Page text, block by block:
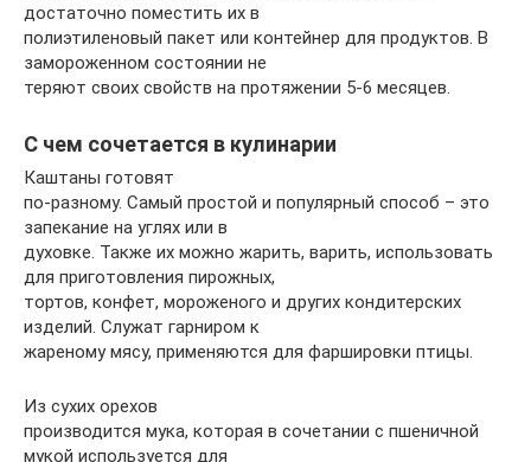
достаточно поместить их в
полиэтиленовый пакет или контейнер для продуктов. В
замороженном состоянии не
теряют своих свойств на протяжении 5-6 месяцев.
С чем сочетается в кулинарии
Каштаны готовят
по-разному. Самый простой и популярный способ – это
запекание на углях или в
духовке. Также их можно жарить, варить, использовать
для приготовления пирожных,
тортов, конфет, мороженого и других кондитерских
изделий. Служат гарниром к
жареному мясу, применяются для фаршировки птицы.
Из сухих орехов
производится мука, которая в сочетании с пшеничной
мукой используется для